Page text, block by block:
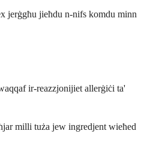
jerġgħu jieħdu n-nifs komdu minn
ir-reazzjonijiet allerġiċi ta'
milli tuża jew ingredjent wieħed